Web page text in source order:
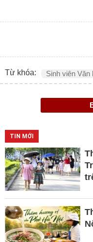
Từ khóa: Sinh viên Văn
TIN MỚI